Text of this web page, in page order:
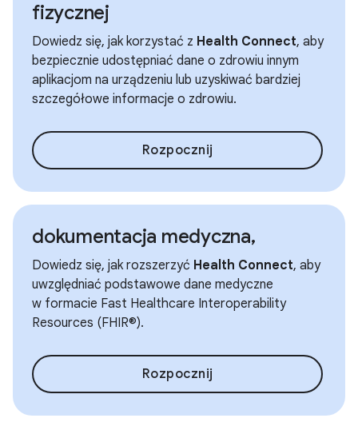
fizycznej
Dowiedz się, jak korzystać z Health Connect, aby
bezpiecznie udostępniać dane o zdrowiu innym
aplikacjom na urządzeniu lub uzyskiwać bardziej
szczegółowe informacje o zdrowiu.
Rozpocznij
dokumentacja medyczna,
Dowiedz się, jak rozszerzyć Health Connect, aby
uwzględniać podstawowe dane medyczne
w formacie Fast Healthcare Interoperability
Resources (FHIR®).
Rozpocznij